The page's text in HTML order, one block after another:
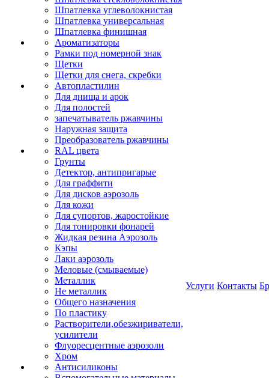
Шпатлевка углеволокнистая
Шпатлевка универсальная
Шпатлевка финишная
Ароматизаторы
Рамки под номерной знак
Щетки
Щетки для снега, скребки
Автопластилин
Для днища и арок
Для полостей
запечатыватель ржавчины
Наружная защита
Преобразователь ржавчины
RAL цвета
Грунты
Детектор, антипригарые
Для граффити
Для дисков аэрозоль
Для кожи
Для супортов, жаростойкие
Для тонировки фонарей
Жидкая резина Аэрозоль
Кэпы
Лаки аэрозоль
Меловые (смываемые)
Металлик
Не металлик
Общего назначения
По пластику
Растворители,обезжириватели,
усилители
Флуоресцентные аэрозоли
Хром
Антисиликоны
Услуги Контакты